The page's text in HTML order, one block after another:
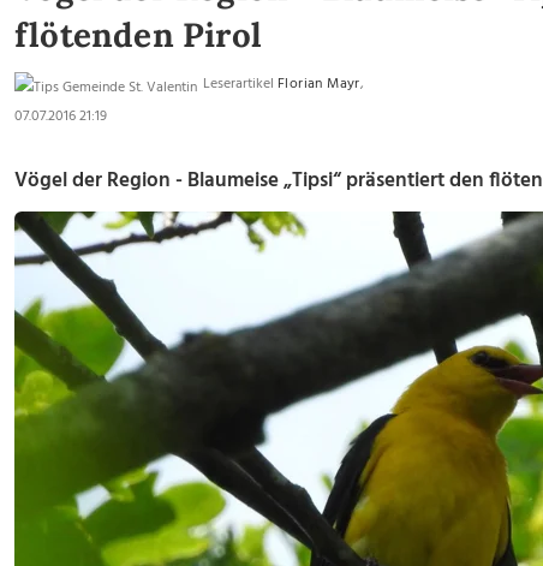
flötenden Pirol
Leserartikel Florian Mayr,
07.07.2016 21:19
Vögel der Region - Blaumeise „Tipsi“ präsentiert den